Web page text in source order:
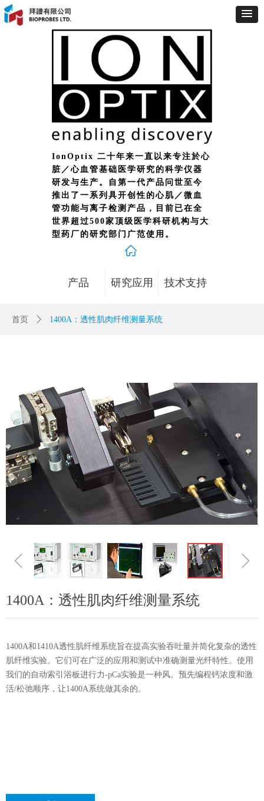
产品 研究应用 技术支持
IonOptix 二十年来一直以来专注於心
脏／心血管基础医学研究的科学仪器
研发与生产。自第一代产品问世至今
推出了一系列具开创性的心肌／微血
管功能与离子检测产品，目前已在全
世界超过500家顶级医学科研机构与大
型药厂的研究部门广范使用。
ꀇ
ControlType:productSlideBind Error:未将对象引用设置到对象的实例。
首页 ꄲ 1400A：透性肌肉纤维测量系统
ꁆ ꁇ
1400A：透性肌肉纤维测量系统
1400A和1410A透性肌纤维系统旨在提高实验吞吐量并简化复杂的透性
肌纤维实验。它们可在广泛的应用和测试中准确测量光纤特性。使用
我们的自动索引浴板进行力-pCa实验是一种风。预先编程钙浓度和激
活/松弛顺序，让1400A系统做其余的。